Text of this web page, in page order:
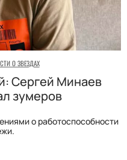
О ЗВЕЗДАХ
Сергей Минаев
зумеров
о работоспособности